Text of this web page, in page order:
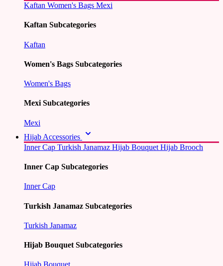
Kaftan Women's Bags Mexi
Kaftan Subcategories
Kaftan
Women's Bags Subcategories
Women's Bags
Mexi Subcategories
Mexi
Hijab Accessories
Inner Cap Turkish Janamaz Hijab Bouquet Hijab Brooch
Inner Cap Subcategories
Inner Cap
Turkish Janamaz Subcategories
Turkish Janamaz
Hijab Bouquet Subcategories